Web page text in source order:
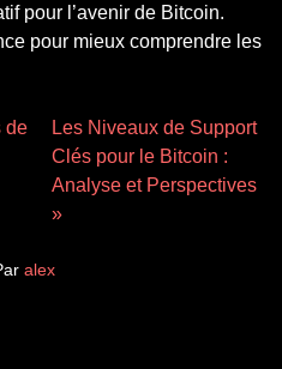
pour l’avenir de Bitcoin.
pour mieux comprendre les
de
Les Niveaux de Support
Clés pour le Bitcoin :
Analyse et Perspectives
»
alex